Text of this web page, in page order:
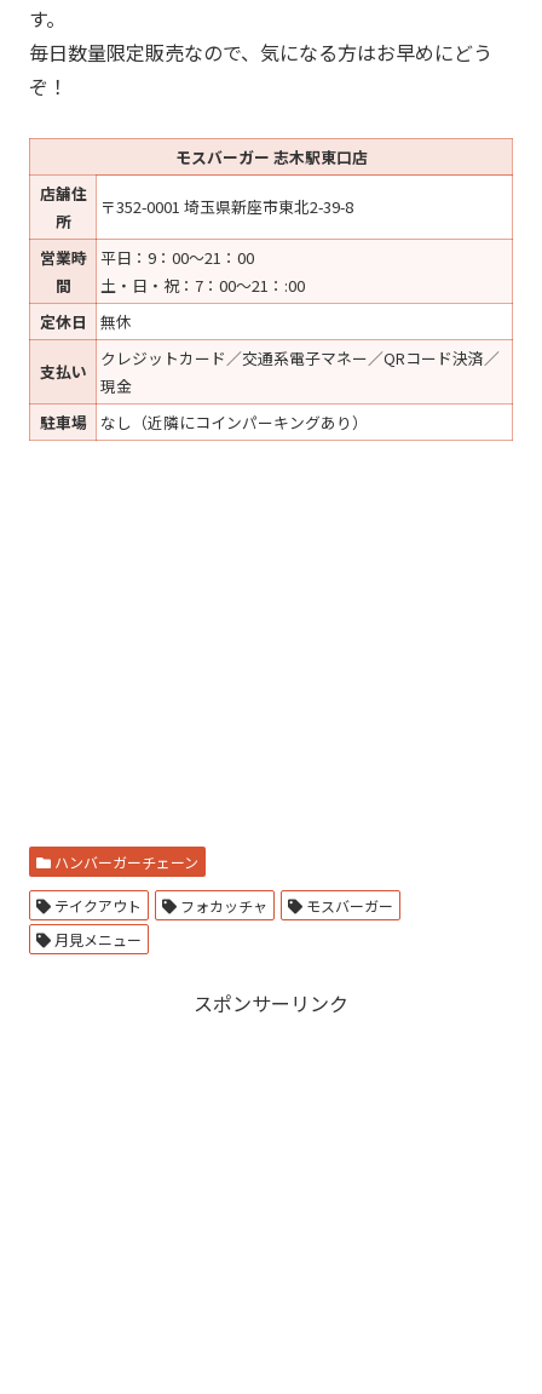
す。
毎日数量限定販売なので、気になる方はお早めにどう
ぞ！
モスバーガー 志木駅東口店
店舗住
所
〒352-0001 埼玉県新座市東北2-39-8
営業時
間
平日：9：00～21：00
土・日・祝：7：00～21：:00
定休日
無休
支払い
クレジットカード／交通系電子マネー／QRコード決済／
現金
駐車場
なし（近隣にコインパーキングあり）
ハンバーガーチェーン
テイクアウト フォカッチャ
モスバーガー
月見メニュー
スポンサーリンク